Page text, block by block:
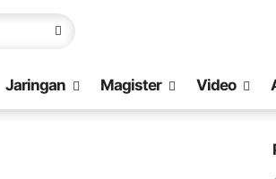
Jaringan Magister Video